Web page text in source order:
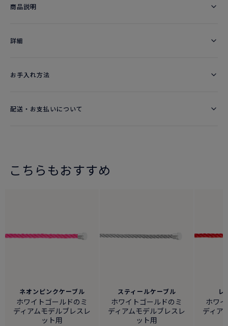
商品説明
詳細​
お手入れ方法
配送・お支払いについて
こちらもおすすめ
ネオンピンクケーブル
ホワイトゴールドのミ
ディアムモデルブレスレ
ット用
スティールケーブル
ホワイトゴールドのミ
ディアムモデルブレスレ
ット用
レ
ホワ
ディア